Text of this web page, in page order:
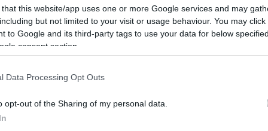
that this website/app uses one or more Google services and may
but not limited to your visit or usage behaviour. You may
to Google and its third-party tags to use your data for below
consent section.
Data Processing Opt Outs
opt-out of the Sharing of my personal data.
πληροφορίες του Gazzetta,
λόγω των αποφάσεων του
και το Super Cup.
για τον Ταϊρίκ Τζόουνς
Συμβούλιο Επιλύσεως Αθλητικών